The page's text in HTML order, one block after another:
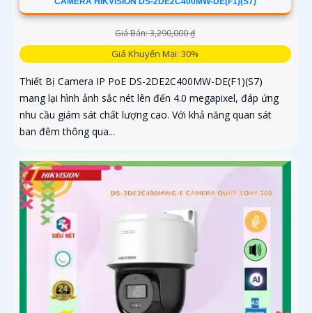
Giá Bán: 3,290,000 ₫
Giá Khuyến Mại: 30%
Thiết Bị Camera IP PoE DS-2DE2C400MW-DE(F1)(S7)
mang lại hình ảnh sắc nét lên đến 4.0 megapixel, đáp ứng
nhu cầu giám sát chất lượng cao. Với khả năng quan sát
ban đêm thông qua...